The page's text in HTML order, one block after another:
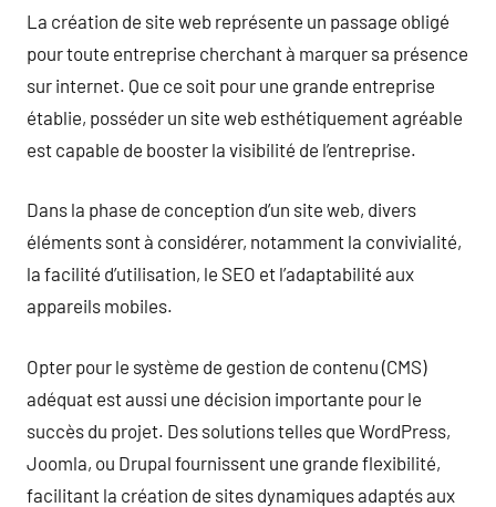
La création de site web représente un passage obligé
pour toute entreprise cherchant à marquer sa présence
sur internet. Que ce soit pour une grande entreprise
établie, posséder un site web esthétiquement agréable
est capable de booster la visibilité de l’entreprise.
Dans la phase de conception d’un site web, divers
éléments sont à considérer, notamment la convivialité,
la facilité d’utilisation, le SEO et l’adaptabilité aux
appareils mobiles.
Opter pour le système de gestion de contenu (CMS)
adéquat est aussi une décision importante pour le
succès du projet. Des solutions telles que WordPress,
Joomla, ou Drupal fournissent une grande flexibilité,
facilitant la création de sites dynamiques adaptés aux